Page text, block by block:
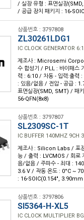
/ 실장 유형 : 표면실장
/ 공급 장치 패키지 : 16-SOIC
상품번호 : 3797808
ZL30261LDG1
IC CLOCK GENERATOR
제조사 : Microsemi
수 합성기 / PLL : 바이패스
력 : 6:10 / 차동 - 입력:출력
: 있음/없음 / 전압 - 공급 :
표면실장(SMD, SMT) / 패
56-QFN(8x8)
상품번호 : 3797807
SL2309SC-1T
IC BUFFER 140MHZ 9CH
제조사 : Silicon Labs / 포
능 / 출력 : LVCMOS / 회로
음/없음 / 주파수 - 최대 :
3.6 V / 작동 온도 : 0°C ~
: 16-SOIC(0.154", 3.90mm
상품번호 : 3797806
SI5364-H-XL5
IC CLOCK MULTIPLIER